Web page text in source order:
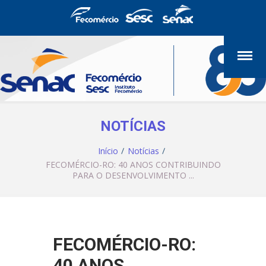
NOTÍCIAS
Início
Notícias
FECOMÉRCIO-RO: 40 ANOS CONTRIBUINDO
PARA O DESENVOLVIMENTO ...
FECOMÉRCIO-RO: